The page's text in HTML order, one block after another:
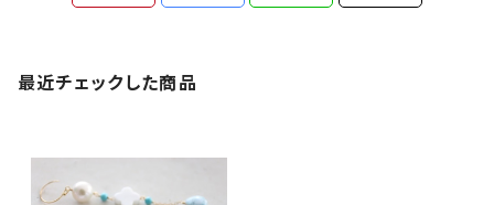
最近チェックした商品